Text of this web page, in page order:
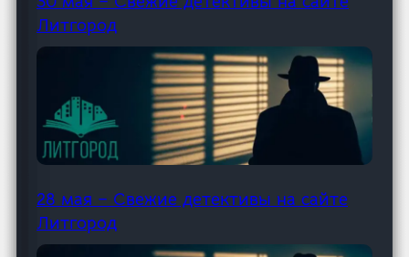
Литгород
28 мая – Свежие детективы на сайте
Литгород